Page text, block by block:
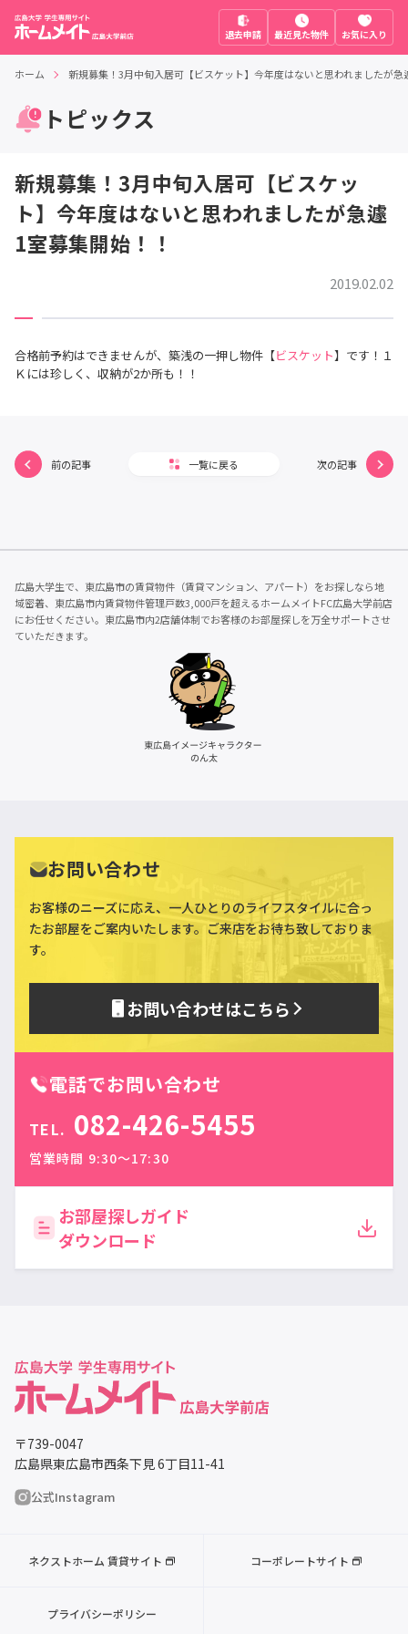
退去申請 最近見た物件 お気に入り
ホーム 新規募集！3月中旬入居可【ビスケット】今年度はないと思われましたが急
トピックス
新規募集！3月中旬入居可【ビスケッ
ト】今年度はないと思われましたが急遽
1室募集開始！！
2019.02.02
合格前予約はできませんが、築浅の一押し物件【ビスケット】です！１
Ｋには珍しく、収納が2か所も！！
前の記事 一覧に戻る 次の記事
広島大学生で、東広島市の賃貸物件（賃貸マンション、アパート）をお探しなら地
域密着、東広島市内賃貸物件管理戸数3,000戸を超えるホームメイトFC広島大学前店
にお任せください。東広島市内2店舗体制でお客様のお部屋探しを万全サポートさせ
ていただきます。
お問い合わせ
お客様のニーズに応え、一人ひとりのライフスタイルに合っ
たお部屋をご案内いたします。ご来店をお待ち致しておりま
す。
お問い合わせはこちら
電話でお問い合わせ
TEL. 082-426-5455
営業時間 9:30〜17:30
お部屋探しガイド
ダウンロード
〒739-0047
広島県東広島市西条下見 6丁目11-41
公式Instagram
ネクストホーム 賃貸サイト コーポレートサイト
プライバシーポリシー